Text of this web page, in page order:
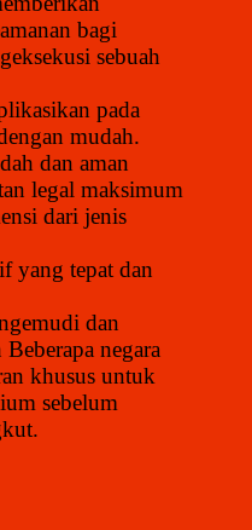
bagi
sebuah
pada
mudah.
dan aman
legal maksimum
dari jenis
yang tepat dan
dan
Beberapa negara
khusus untuk
sebelum